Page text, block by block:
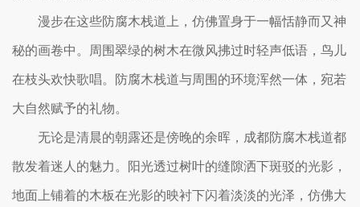
漫步在这些防腐木栈道上，仿佛置身于一幅恬静而又神
秘的画卷中。周围翠绿的树木在微风拂过时轻声低语，鸟儿
在枝头欢快歌唱。防腐木栈道与周围的环境浑然一体，宛若
大自然赋予的礼物。
无论是清晨的朝露还是傍晚的余晖，成都防腐木栈道都
散发着迷人的魅力。阳光透过树叶的缝隙洒下斑驳的光影，
地面上铺着的木板在光影的映衬下闪着淡淡的光泽，仿佛大